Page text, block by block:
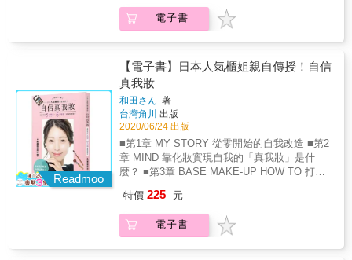
以用來局限範圍，也可以無盡延伸。構成臉部
的線共有14條，線元素上運用顏色的深淺，還
能製造出遠或近的空間感，例如眉毛的濃淡。
4面：「面」的形狀，大致上可分為「幾何學
形」、「有機形」、「偶然形」與「不規則
形」四大種。面的角度、方向、形狀等因素，
會造成面積上的錯覺，此原理運用在彩妝上可
重塑臉形與五官造型。 5體與空間：從本章節
開始我們正式從二度進入三度，比起點、線、
面，體多了「量感」，除了要認識光在物體上
的作用，本章也會介紹人臉的解剖學，並詳細
說明眉、眼、 鼻、脣的立體感如何顯現。 6光
與視覺：在開始學習色彩原理之前，要先認識
光學，以及眼睛接收光的原理。三原色是怎麼
來的？色彩的知覺屬性「色相」（Hue）、「彩
度」（Chroma）和「明度」（Brightness）分
彩妝好手也能以本書精進能力。 每個人的臉
形、眉、眼、鼻、脣，皆有各自的形態、相對
關係和特色，透過本書，你將學會基礎的視覺
到個人造型魅力，並把彩妝施展在關鍵上，成
為一筆入魂的彩妝高手。 【書籍大綱】 1人類
的視覺感知：人如何以視覺認知物體──「邊
緣」（edge）、「空間」、「關聯性」
（relationship）、「光影」，以及「完形」
（gestalt）作用。& 2點：點是構成一切造型的
最基礎元素，不具方向性，但能夠聚集和擴
張。「點與點」、「點與線」以及「點與面」
部的眼、眉、鼻子之間的距離和相對關係中體
以用來局限範圍，也可以無盡延伸。構成臉部
的線共有14條，線元素上運用顏色的深淺，還
能製造出遠或近的空間感，例如眉毛的濃淡。
的質地和色彩，混合成不同質感的妝容 選對彩
妝刷具精準上妝，教你打造人見人愛的自然彩
彩妝品，怎麼還是畫不出跟他一樣漂亮的妝」
&hellip;&hellip; 想要把妝畫好，並不是用了人
氣彩妝品就能做到，也不是看網路影片照著依
樣畫葫蘆！ & 重要的是要百分百認識自己的臉
型特徵、發現適合自己的妝容， 與其總是在意
自己五官的弱點，不妨活用這些特色畫出自然
又可愛的樣子 如果是圓臉，就活用「圓」的部
位，呈現夢幻又可愛的魅力， 如此一來，讓化
妝的類型變得多元，也能在每一次流行彩妝上
找出專屬自己的魅力！ & 本書特色 & & &
析」，找出適合自己的妝容！ 大家每天都會照
鏡子吧？但你真的了解自己是圓形臉還是菱形
臉？眼睛算大還是小？甚至是人中長度都會影
電子書
Readmoo
【電子書】日本人氣櫃姐親自傳授！自信
真我妝
和田さん 著
台灣角川 出版
2020/06/24 出版
■第1章 MY STORY 從零開始的自我改造 ■第2
章 MIND 靠化妝實現自我的「真我妝」是什
麼？ ■第3章 BASE MAKE-UP HOW TO 打造
HOW TO 化出喜想中的容貌! ■第5章 QA 你的
煩惱，和田小姐幫你解決！ 明明是同樣的彩妝
品，只是換個手法竟然就換張臉了？！ 訂閱數
特價 225 元
電子書